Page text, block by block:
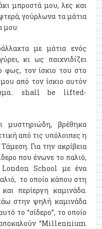
μπροστά μου, λες και
γούρλωνα τα μάτια
μου:
με μάτια ενός
κι ως παιχνιδίζει
τον ίσκιο του στο
από τον ίσκιο αυτόν
shall be lifted-
βρέθηκα
από τις υπόλοιπες η
Για την ακρίβεια
που ένωνε το παλιό,
School με ένα
το οποίο κάπου στη
περίεργη καμινάδα.
στην ψηλή καμινάδα
το “σίδερο”, το οποίο
“Millennium